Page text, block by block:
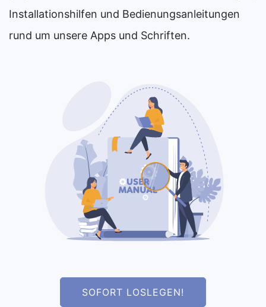
Installationshilfen und Bedienungsanleitungen
rund um unsere Apps und Schriften.
SOFORT LOSLEGEN!